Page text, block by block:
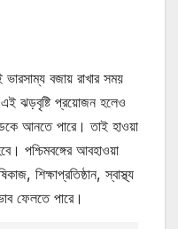
বজায় রাখার সময়
ঝড়বৃষ্টি প্রয়োজন হলেও
আনতে পারে। তাই হাওয়া
পশ্চিমবঙ্গের আবহাওয়া
শিক্ষাপ্রতিষ্ঠান, স্বাস্থ্য
ফেলতে পারে।